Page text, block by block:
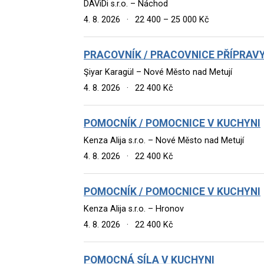
DAViDi s.r.o. – Náchod
4. 8. 2026
· 22 400 – 25 000 Kč
PRACOVNÍK / PRACOVNICE
Şiyar Karagül – Nové Město nad Metují
4. 8. 2026
· 22 400 Kč
POMOCNÍK / POMOCNICE V KUCHYNI
Kenza Alija s.r.o. – Nové Město nad Metují
4. 8. 2026
· 22 400 Kč
POMOCNÍK / POMOCNICE V KUCHYNI
Kenza Alija s.r.o. – Hronov
4. 8. 2026
· 22 400 Kč
POMOCNÁ SÍLA V KUCHYNI